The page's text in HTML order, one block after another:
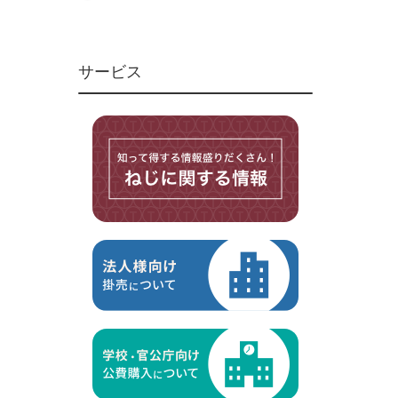
マイクロねじ
台形ねじ
その他ねじ
便利品
金具・金物
切削工具
研削研磨品
作業用品
ケミカル製品
サービス